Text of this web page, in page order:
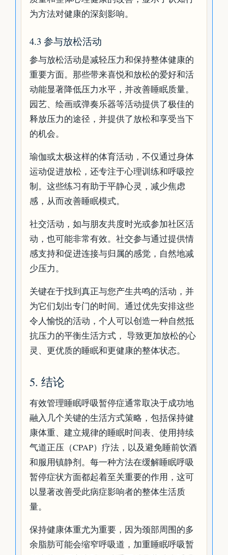
为方法对健康的深刻影响。
4.3 参与放松活动
参与放松活动是减轻压力和保持整体健康的
重要方面。那些带来喜悦和放松的爱好和活
动能显著降低压力水平，并改善睡眠质量。
园艺、绘画或弹奏乐器等活动提供了极佳的
释放压力的途径，并提供了放松和享受当下
的机会。
瑜伽或太极这样的体育活动，不仅通过身体
运动促进放松，还专注于心理训练和呼吸控
制。这些练习有助于平静心灵，减少焦虑
感，从而改善睡眠模式。
社交活动，如与朋友共度时光或参加社区活
动，也可能非常有效。社交参与通过提供情
感支持和促进连接与归属的感觉，自然地减
少压力。
关键在于找到真正与您产生共鸣的活动，并
为它们划出专门的时间。通过优先安排这些
令人愉悦的活动，个人可以创造一种自然抵
抗压力的平衡生活方式， 导致更加放松的心
灵、更优质的睡眠和更健康的整体状态。
5. 结论
有效管理睡眠呼吸暂停症通常取决于成功地
融入几个关键的生活方式策略，包括保持健
康体重、建立规律的睡眠时间表、使用持续
气道正压（CPAP）疗法，以及避免睡前饮酒
和服用镇静剂。每一种方法在缓解睡眠呼吸
暂停症状方面都起着至关重要的作用，这可
以显著改善受此病症影响者的整体生活质
量。
保持健康体重尤为重要，因为颈部周围的多
余脂肪可能会缩窄呼吸道，加重睡眠呼吸暂